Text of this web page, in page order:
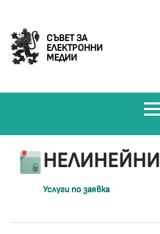
СЪВЕТ ЗА
ЕЛЕКТРОННИ
МЕДИИ
НЕЛИНЕЙНИ
Услуги по заявка